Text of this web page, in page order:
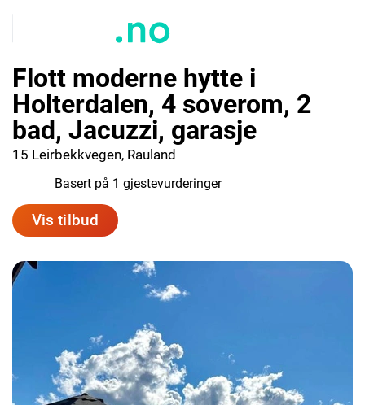
Flott moderne hytte i
Holterdalen, 4 soverom, 2
bad, Jacuzzi, garasje
15 Leirbekkvegen, Rauland
Basert på 1 gjestevurderinger
Vis tilbud